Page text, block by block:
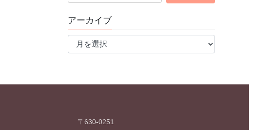
アーカイブ
ア
〒630-0251